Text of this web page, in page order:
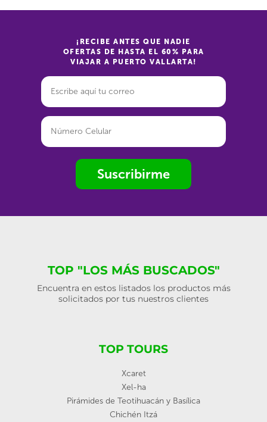
¡RECIBE ANTES QUE NADIE
OFERTAS DE HASTA EL 60% PARA
VIAJAR A PUERTO VALLARTA!
Suscribirme
TOP "LOS MÁS BUSCADOS"
Encuentra en estos listados los productos más
solicitados por tus nuestros clientes
TOP TOURS
Xcaret
Xel-ha
Pirámides de Teotihuacán y Basílica
Chichén Itzá